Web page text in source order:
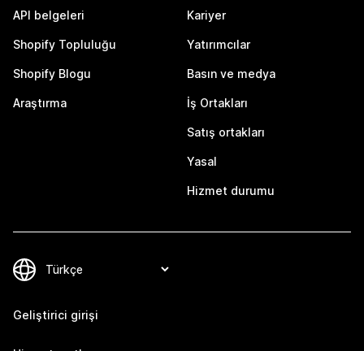
API belgeleri
Shopify Topluluğu
Shopify Blogu
Araştırma
Kariyer
Yatırımcılar
Basın ve medya
İş Ortakları
Satış ortakları
Yasal
Hizmet durumu
Geliştirici girişi